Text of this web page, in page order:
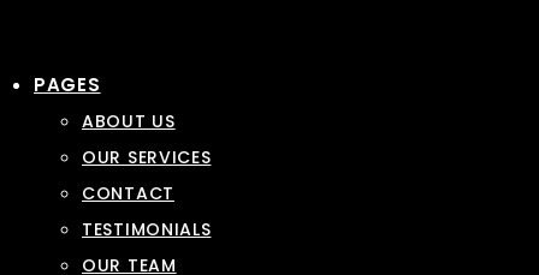
PAGES
ABOUT US
OUR SERVICES
CONTACT
TESTIMONIALS
OUR TEAM